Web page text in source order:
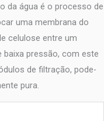
da água é o processo de
uma membrana do
celulose entre um
pressão, com este
de filtração, pode-
pura.